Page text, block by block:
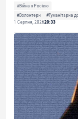
#Війна з Росією
#Волонтери
#Гуманітарна
1 Серпня, 202620:33